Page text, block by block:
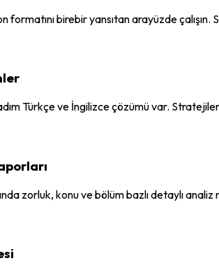
formatını birebir yansıtan arayüzde çalışın.
Türkçe ve İngilizce çözümü var.
zorluk, konu ve bölüm bazlı detaylı analiz